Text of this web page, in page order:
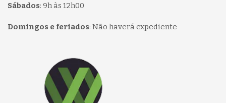
Sábados: 9h às 12h00
Domingos e feriados: Não haverá expediente
Página inicial